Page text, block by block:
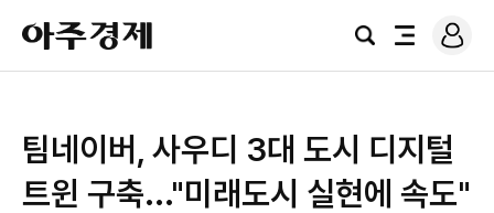
아
주
경
검
전
로
그
팀네이버, 사우디 3대 도시 디지털
트윈 구축..."미래도시 실현에 속도"